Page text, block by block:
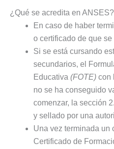
¿Qué se acredita en ANSES?
En caso de haber
o certificado de que
Si se está cursando
secundarios, el
Educativa (FOTE) con
no se ha conseguido
comenzar, la sección
y sellado por una
Una vez terminada un
Certificado de